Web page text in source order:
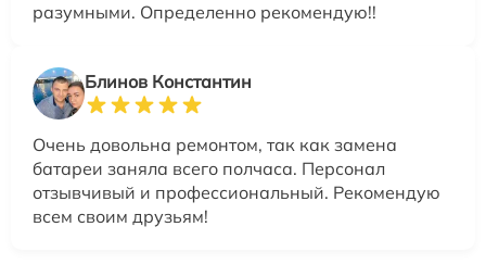
разумными. Определенно рекомендую!!
Блинов Константин
Очень довольна ремонтом, так как замена
батареи заняла всего полчаса. Персонал
отзывчивый и профессиональный. Рекомендую
всем своим друзьям!